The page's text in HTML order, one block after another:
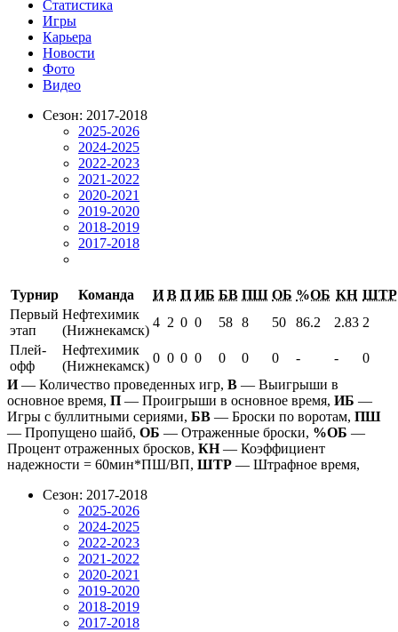
Статистика
Игры
Карьера
Новости
Фото
Видео
Сезон: 2017-2018
2025-2026
2024-2025
2022-2023
2021-2022
2020-2021
2019-2020
2018-2019
2017-2018
Турнир Команда И В П ИБ БВ ПШ ОБ %ОБ КН ШТР
Первый
этап
Нефтехимик
(Нижнекамск)
4 2 0 0 58 8 50 86.2 2.83 2
Плей-
офф
Нефтехимик
(Нижнекамск)
0 0 0 0 0 0 0 - -
0
И— Количество проведенных игр, В — Выигрыши в
основное время, П — Проигрыши в основное время, ИБ —
Игры с буллитными сериями, БВ — Броски по воротам, ПШ
— Пропущено шайб, ОБ — Отраженные броски, %ОБ —
Процент отраженных бросков, КН— Коэффициент
надежности = 60мин*ПШ/ВП, ШТР — Штрафное время,
Сезон: 2017-2018
2025-2026
2024-2025
2022-2023
2021-2022
2020-2021
2019-2020
2018-2019
2017-2018